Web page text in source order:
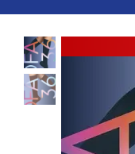
GESCHICHTE